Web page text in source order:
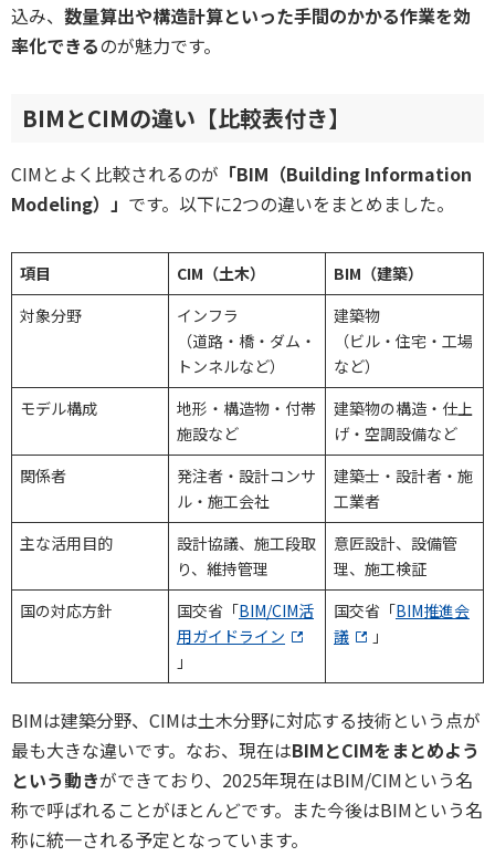
込み、 数量算出や構造計算といった手間のかかる作業を効
率化できるのが魅力です。
BIMとCIMの違い【比較表付き】
CIMとよく比較されるのが 「BIM（Building Information
Modeling）」 です。以下に2つの違いをまとめました。
項目 CIM（土木）
BIM（建築）
対象分野
インフラ
（道路・橋・ダム・
トンネルなど）
建築物
（ビル・住宅・工場
など）
モデル構成
地形・構造物・付帯
施設など
建築物の構造・仕上
げ・空調設備など
関係者
発注者・設計コンサ
ル・施工会社
建築士・設計者・施
工業者
主な活用目的
設計協議、施工段取
り、維持管理
意匠設計、設備管
理、施工検証
国の対応方針
国交省「BIM/CIM活
用ガイドライン
」
国交省「BIM推進会
議
」
BIMは建築分野、CIMは土木分野に対応する技術という点が
最も大きな違いです。なお、現在はBIMとCIMをまとめよう
という動きができており、2025年現在はBIM/CIMという名
称で呼ばれることがほとんどです。また今後はBIMという名
称に統一される予定となっています。